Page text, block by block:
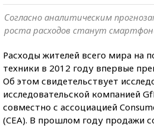
Согласно аналитическим
роста расходов станут
Расходы жителей всего мира на
техники в 2012 году впервые
Об этом свидетельствует
исследовательской компанией
совместно с ассоциацией
(CEA). В прошлом году продажи